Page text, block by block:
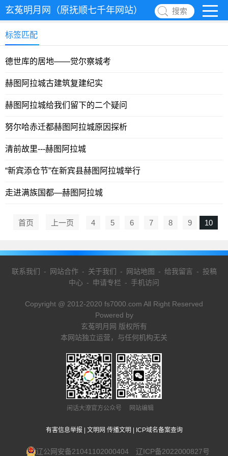
玄菟明月网（原抚顺七千年网站） 搜索
标签匹配
德世库的居地——觉尔察城考
赫图阿拉城古建筑复建纪实
赫图阿拉城给我们留下的二个疑问
努尔哈赤迁都赫图阿拉城原因探析
清前故里---赫图阿拉城
“新宾添仓节”在新宾县赫图阿拉城举行
走进满族国都—赫图阿拉城
首页 上一页 4 5 6 7 8 9 10
联系我们 - 网站合作- 关于我们 - 网站地图 - 给我留言 - 投稿
中心 - 申请专栏 - 手机访问
Copyright @ 2012-2020 fs7000.com All Right Reserved
Powered by
玄菟明月网 版权所有
本网站独立运营，与任何机构无关
闲话大潦官方公众号 网站编辑
有害信息举报 文明网 传播文明 ICP域名备案查询
辽公网安备21041102000404 辽ICP备2022000827号